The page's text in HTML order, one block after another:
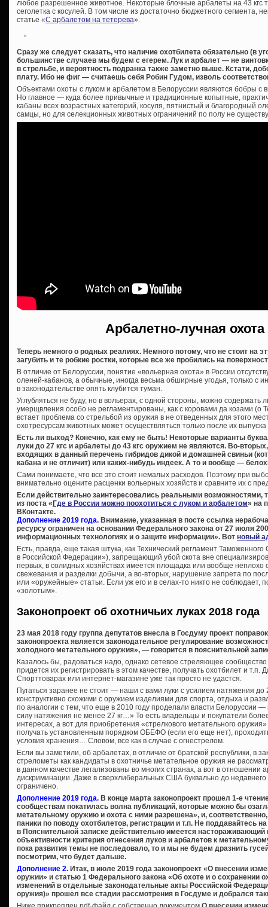
любое разрешенное животное. Некоторые блочные арбалеты на 43 кгс
сеголетка с косулей. В том числе из достаточно бюджетного сегмента,
статье «С арбалетом на тетерева».
Сразу же следует сказать, что наличие охотбилета обязательно (в
большинстве случаев мы будем с егерем. Лук и арбалет — не
в стрельбе, и вероятность подранка также заметно выше. Кстати,
плату. Ибо не фиг — считаешь себя Робин Гудом, изволь
Объектами охоты с луком и арбалетом в Белоруссии являются бобры с
Но главное — куда более привычные и традиционные копытные,
кабаны всех возрастных категорий, косуля, пятнистый и благородный
самцы, но для селекционных животных ограничений по полу не
Арбалетно-лучная
Теперь немного о родных реалиях. Немного потому, что не стоит на
загубить и те робкие ростки, которые все же пробились на
В отличие от Белоруссии, понятие «вольерная охота» в России
оленей-кабанов, а обычные, иногда весьма обширные угодья, только с
в законодательстве опять клубится туман.
Углубляться не буду, но в вольерах, с одной стороны, можно
умерщвления особо не регламентированы, как с коровами да козами (о
встает проблема со стрельбой из оружия в не отведенных для этого
охотресурсам животных может осуществляться только после их
Есть ли выход? Конечно, как ему не быть! Некоторые варианты
луки до 27 кгс и арбалеты до 43 кгс оружием не являются. Во-
входящих в данный перечень гибридов дикой и домашней свиньи
кабана и не отличит) или каких-нибудь индеек. А то и вообще —
Сами понимаете, что все это стоит немалых расходов. Поэтому при
внимательно оцените расценки вольерных хозяйств и сравните их с
Если действительно заинтересовались реальными
из поста « Где в России можно поохотиться с луком и арбалетом» на
ВКонтакте.
Дополнение 2019 года. Внимание, указанная в посте ссылка
ресурсу ограничен на основании Федерального закона от 27 июля
информационных технологиях и о защите информации». Вот новый
Есть, правда, еще такая штука, как Технический регламент
в Российской Федерации»), запрещающий убой скота вне
первых, в солидных хозяйствах имеется площадка или вообще
свежевания и разделки добычи, а во-вторых, нарушение запрета по
или «оружейные» статьи. Если уж его и в селах-то никто не соблюдает,
«золотым».
Законопроект об охотничьих луках 2018 года
23 мая 2018 году группа депутатов внесла в Госдуму проект
законопроекта является законодательное регулирование
холодного метательного оружия», — говорится в пояснительной
Казалось бы, радоваться надо, однако сетевое стреляющее
придется их регистрировать в этом качестве, получать охотбилет и т.п.
Спорттоварах или интернет-магазине уже так просто не удастся.
Пугаться заранее не стоит — наши с вами луки с усилием натяжения до
конструктивно схожими с оружием изделиями для спорта, отдыха и
по аналогии с тем, что еще в 2010 году проделали власти Белоруссии
силу натяжения не менее 27 кг…» То есть владельцы и покупатели
интересах, а вот для приобретения «стрелкового метательного
получать установленным порядком ОБЕФО (если его еще нет),
условия хранения… Словом, все как в случае с огнестрелом.
Если вы заметили, об арбалетах, в отличие от братской республики, в
стрелометы как кандидаты в охотничье метательное оружия не
в данном качестве легализованы во многих странах, а вот в отношении
дискриминации. Даже в сверхлиберальных США буквально до
ограничено.
Дополнение 2019 года. В конце марта законопроект прошел 1-е
сообществам покатилась волна публикаций, которые можно бы
метательному оружию и охота с ними разрешена», и,
паники по поводу охотбилетов, регистрации и т.п. Не поддавайтесь
в Пояснительной записке действительно имеется
объективности критерия отнесения луков и арбалетов к
пока развития темы не последовало, то и мы не будем дразнить
посмотрим, что будет дальше.
Дополнение 2. Итак, в июле 2019 года законопроект «О внесении
оружии» и статью 1 Федерального закона «Об охоте и о сохранении
изменений в отдельные законодательные акты Российской
оружия)» прошел все стадии рассмотрения в Госдуме и добрался